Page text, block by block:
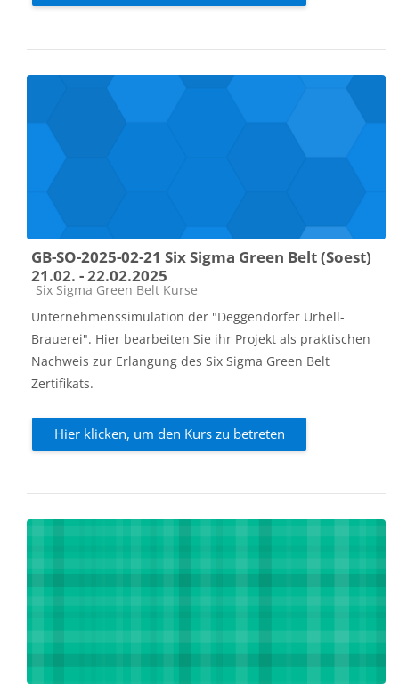
GB-SO-2025-02-21 Six Sigma Green Belt (Soest)
21.02. - 22.02.2025
Kursbereich
Six Sigma Green Belt Kurse
Unternehmenssimulation der "Deggendorfer Urhell-
Brauerei". Hier bearbeiten Sie ihr Projekt als praktischen
Nachweis zur Erlangung des Six Sigma Green Belt
Zertifikats.
Hier klicken, um den Kurs zu betreten